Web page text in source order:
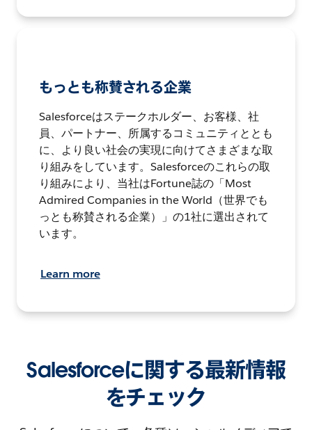
もっとも称賛される企業
Salesforceはステークホルダー、お客様、社
員、パートナー、所属するコミュニティととも
に、より良い社会の実現に向けてさまざまな取
り組みをしています。Salesforceのこれらの取
り組みにより、当社はFortune誌の「Most
Admired Companies in the World（世界でも
っとも称賛される企業）」の1社に選出されて
います。
Learn more
Salesforceに関する最新情報
をチェック